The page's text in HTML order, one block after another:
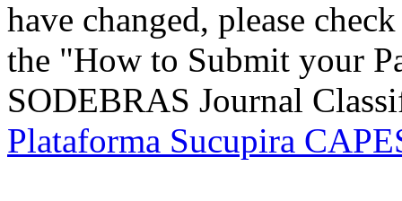
have changed, please
the "How to Submit your
SODEBRAS Journal
Plataforma Sucupira